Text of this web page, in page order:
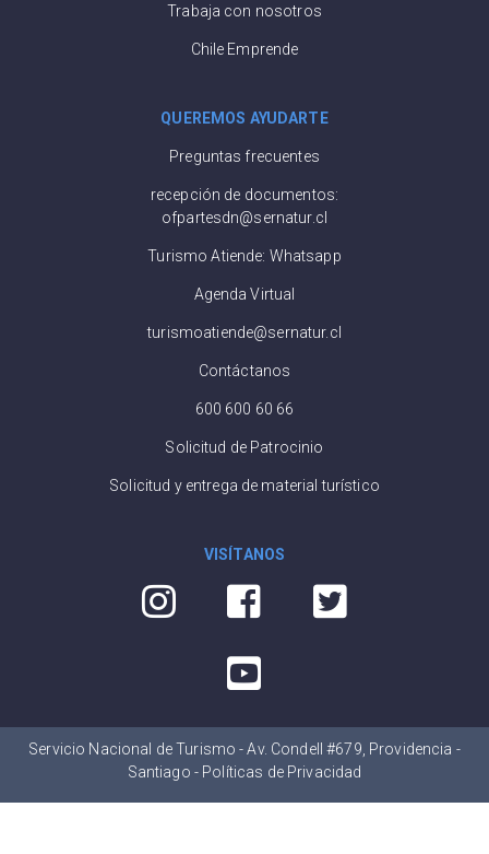
Trabaja con nosotros
Chile Emprende
QUEREMOS AYUDARTE
Preguntas frecuentes
recepción de documentos:
ofpartesdn@sernatur.cl
Turismo Atiende: Whatsapp
Agenda Virtual
turismoatiende@sernatur.cl
Contáctanos
600 600 60 66
Solicitud de Patrocinio
Solicitud y entrega de material turístico
VISÍTANOS
Servicio Nacional de Turismo - Av. Condell #679, Providencia -
Santiago - Políticas de Privacidad